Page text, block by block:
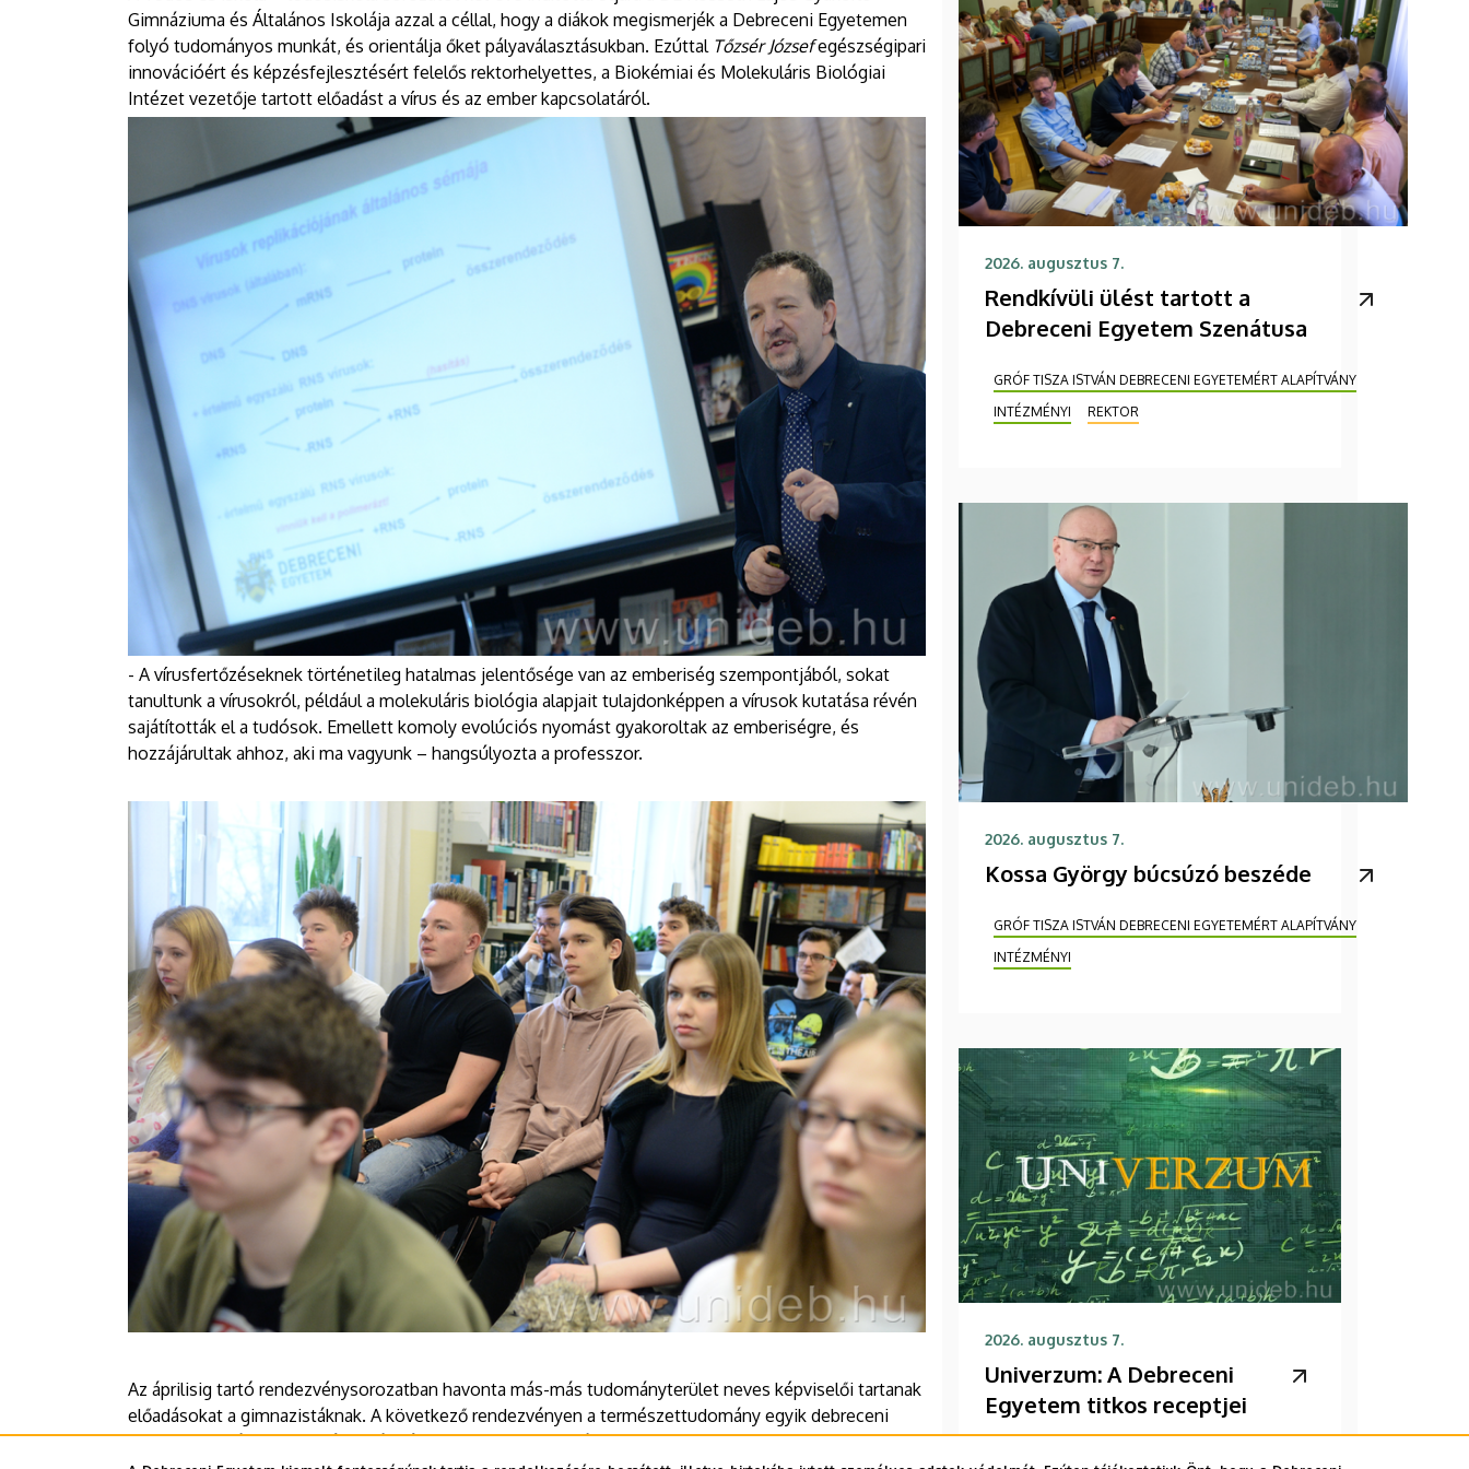
Gimnáziuma és Általános Iskolája azzal a céllal, hogy a diákok megismerjék a Debreceni Egyetemen
folyó tudományos munkát, és orientálja őket pályaválasztásukban. Ezúttal Tőzsér Józsefegészségipari
innovációért és képzésfejlesztésért felelős rektorhelyettes, a Biokémiai és Molekuláris Biológiai
Intézet vezetője tartott előadást a vírus és az ember kapcsolatáról.
- A vírusfertőzéseknek történetileg hatalmas jelentősége van az emberiség szempontjából, sokat
tanultunk a vírusokról, például a molekuláris biológia alapjait tulajdonképpen a vírusok kutatása révén
sajátították el a tudósok. Emellett komoly evolúciós nyomást gyakoroltak az emberiségre, és
hozzájárultak ahhoz, aki ma vagyunk – hangsúlyozta a professzor.
Az áprilisig tartó rendezvénysorozatban havonta más-más tudományterület neves képviselői tartanak
előadásokat a gimnazistáknak. A következő rendezvényen a természettudomány egyik debreceni
professzora várja majd a téma iránt érdeklődő fiatalokat márciusban.
2026. augusztus 7.
Rendkívüli ülést tartott a
Debreceni Egyetem Szenátusa
GRÓF TISZA ISTVÁN DEBRECENI EGYETEMÉRT ALAPÍTVÁNY
INTÉZMÉNYI
REKTOR
2026. augusztus 7.
Kossa György búcsúzó beszéde
GRÓF TISZA ISTVÁN DEBRECENI EGYETEMÉRT ALAPÍTVÁNY
INTÉZMÉNYI
2026. augusztus 7.
Univerzum: A Debreceni
Egyetem titkos receptjei